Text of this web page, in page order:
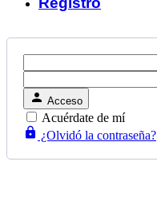
Acceso
Acuérdate de mí
¿Olvidó la contraseña?